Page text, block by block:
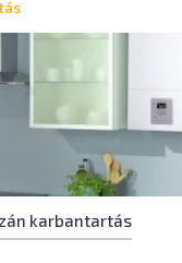
karbantartás